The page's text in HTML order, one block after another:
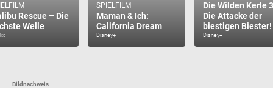
Rescue – Die
Welle
SPIELFILM
Maman & Ich:
California Dream
Disney+
Die Wilden Kerle
Die Attacke der
biestigen Biester!
Disney+
Bildnachweis